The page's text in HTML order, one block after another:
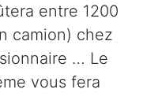
entre 1200
camion) chez
… Le
vous fera